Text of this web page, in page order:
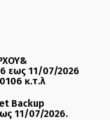
εως 11/07/2026
κ.τ.λ
Backup
11/07/2026.